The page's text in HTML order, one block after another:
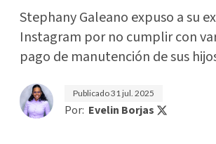
Stephany Galeano expuso a su
Instagram por no cumplir con
pago de manutención de sus
Publicado31 jul. 2025
Por: Evelin Borjas